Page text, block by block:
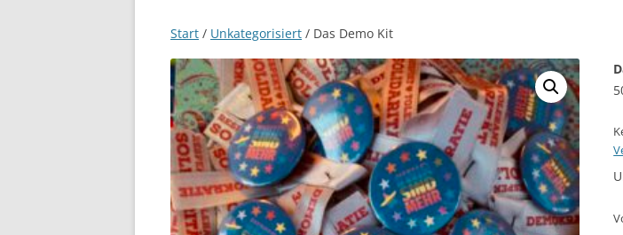
Start / Unkategorisiert / Das Demo Kit